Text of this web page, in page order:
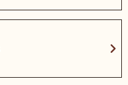
chevron_right